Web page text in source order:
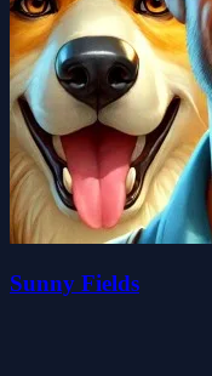
Sunny Fields